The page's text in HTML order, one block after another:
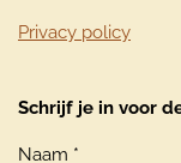
Privacy policy
Schrijf je in voor
Naam *